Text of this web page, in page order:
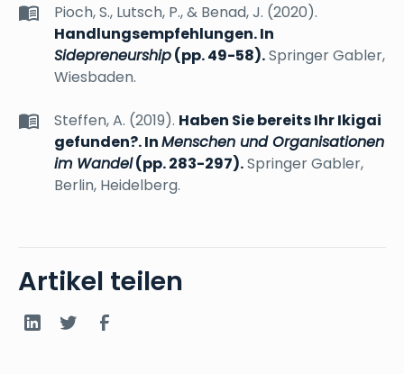
Pioch, S., Lutsch, P., & Benad, J. (2020).
Handlungsempfehlungen. In
Sidepreneurship(pp. 49-58).Springer Gabler,
Wiesbaden.
Steffen, A. (2019). Haben Sie bereits Ihr Ikigai
gefunden?. InMenschen und Organisationen
im Wandel(pp. 283-297).Springer Gabler,
Berlin, Heidelberg.
Artikel teilen